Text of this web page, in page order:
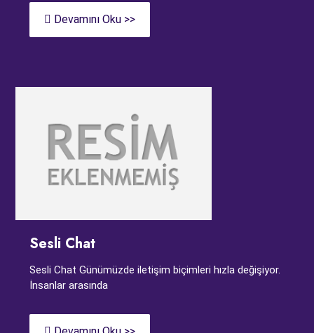
Devamını Oku >>
Sesli Chat
Sesli Chat Günümüzde iletişim biçimleri hızla değişiyor.
İnsanlar arasında